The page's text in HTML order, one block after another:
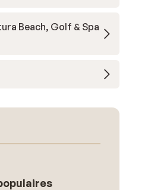
Beach, Golf & Spa